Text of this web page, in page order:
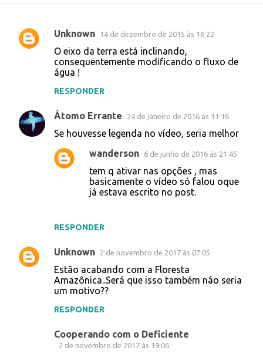
C
t
Unknown 14 de dezembro de 2015 às 16:22
O eixo da terra está inclinando,
consequentemente modificando o fluxo de
água !
RESPONDER
Átomo Errante 24 de janeiro de 2016 às 11:16
Se houvesse legenda no vídeo, seria melhor
RESPONDER
wanderson 6 de junho de 2016 às 21:45
tem q ativar nas opções , mas
basicamente o vídeo só falou oque
já estava escrito no post.
Unknown 2 de novembro de 2017 às 07:05
Estão acabando com a Floresta
Amazônica..Será que isso também não seria
um motivo??
RESPONDER
Cooperando com o Deficiente
2 de novembro de 2017 às 19:06